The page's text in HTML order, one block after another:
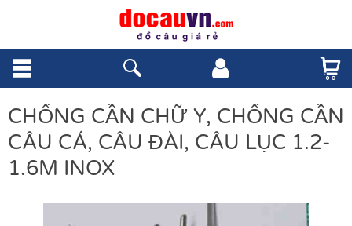
CHỐNG CẦN CHỮ Y, CHỐNG CẦN
CÂU CÁ, CÂU ĐÀI, CÂU LỤC 1.2-
1.6M INOX